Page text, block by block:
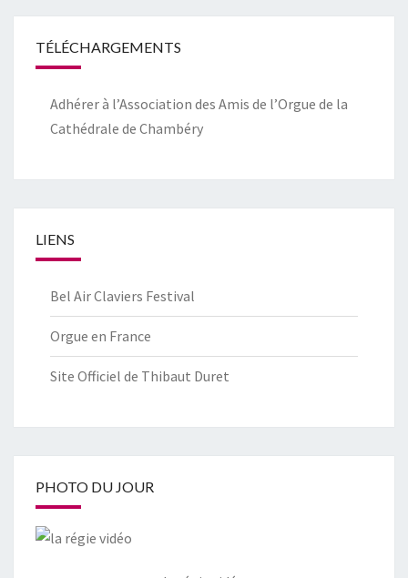
TÉLÉCHARGEMENTS
Adhérer à l’Association des Amis de l’Orgue de la
Cathédrale de Chambéry
LIENS
Bel Air Claviers Festival
Orgue en France
Site Officiel de Thibaut Duret
PHOTO DU JOUR